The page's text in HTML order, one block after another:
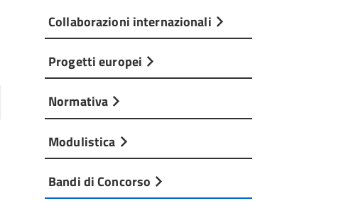
Collaborazioni internazionali
Progetti europei
Normativa
Modulistica
Bandi di Concorso